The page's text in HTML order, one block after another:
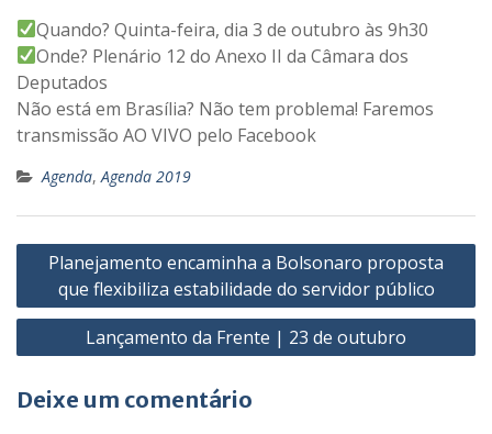
Quando? Quinta-feira, dia 3 de outubro às 9h30
Onde? Plenário 12 do Anexo II da Câmara dos
Deputados
Não está em Brasília? Não tem problema! Faremos
transmissão AO VIVO pelo Facebook
Agenda, Agenda 2019
Navegação
Post
Planejamento encaminha a Bolsonaro proposta
que flexibiliza estabilidade do servidor público
Lançamento da Frente | 23 de outubro
Deixe um comentário